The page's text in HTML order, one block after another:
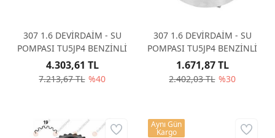
307 1.6 DEVİRDAİM - SU
POMPASI TU5JP4 BENZİNLİ
7.213,67 TL %40
4.303,61 TL
307 1.6 DEVİRDAİM - SU
POMPASI TU5JP4 BENZİNLİ
2.402,03 TL %30
1.671,87 TL
Aynı Gün
Kargo